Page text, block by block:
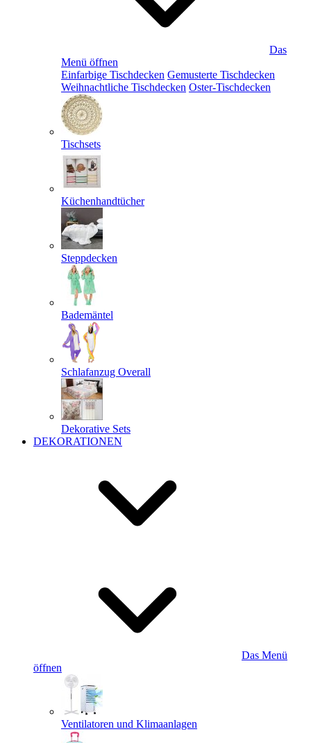
Das
Menü öffnen
Einfarbige Tischdecken Gemusterte Tischdecken
Weihnachtliche Tischdecken Oster-Tischdecken
Tischsets
Küchenhandtücher
Steppdecken
Bademäntel
Schlafanzug Overall
Dekorative Sets
DEKORATIONEN
Das Menü
öffnen
Ventilatoren und Klimaanlagen